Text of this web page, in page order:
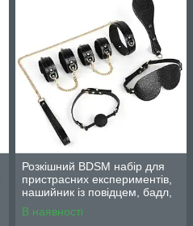
Розкішний BDSM набір для
пристрасних експериментів,
нашийник із повідцем, бадл,
маска, кляп, наручники на
руки
В наявності